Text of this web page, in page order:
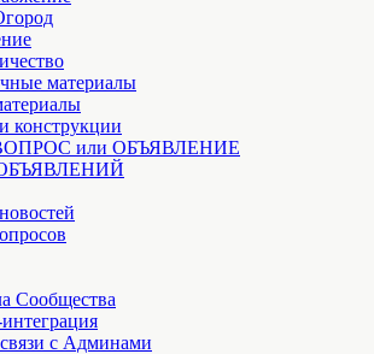
материалы
конструкции
или ОБЪЯВЛЕНИЕ
ОБЪЯВЛЕНИЙ
Сообщества
с Админами